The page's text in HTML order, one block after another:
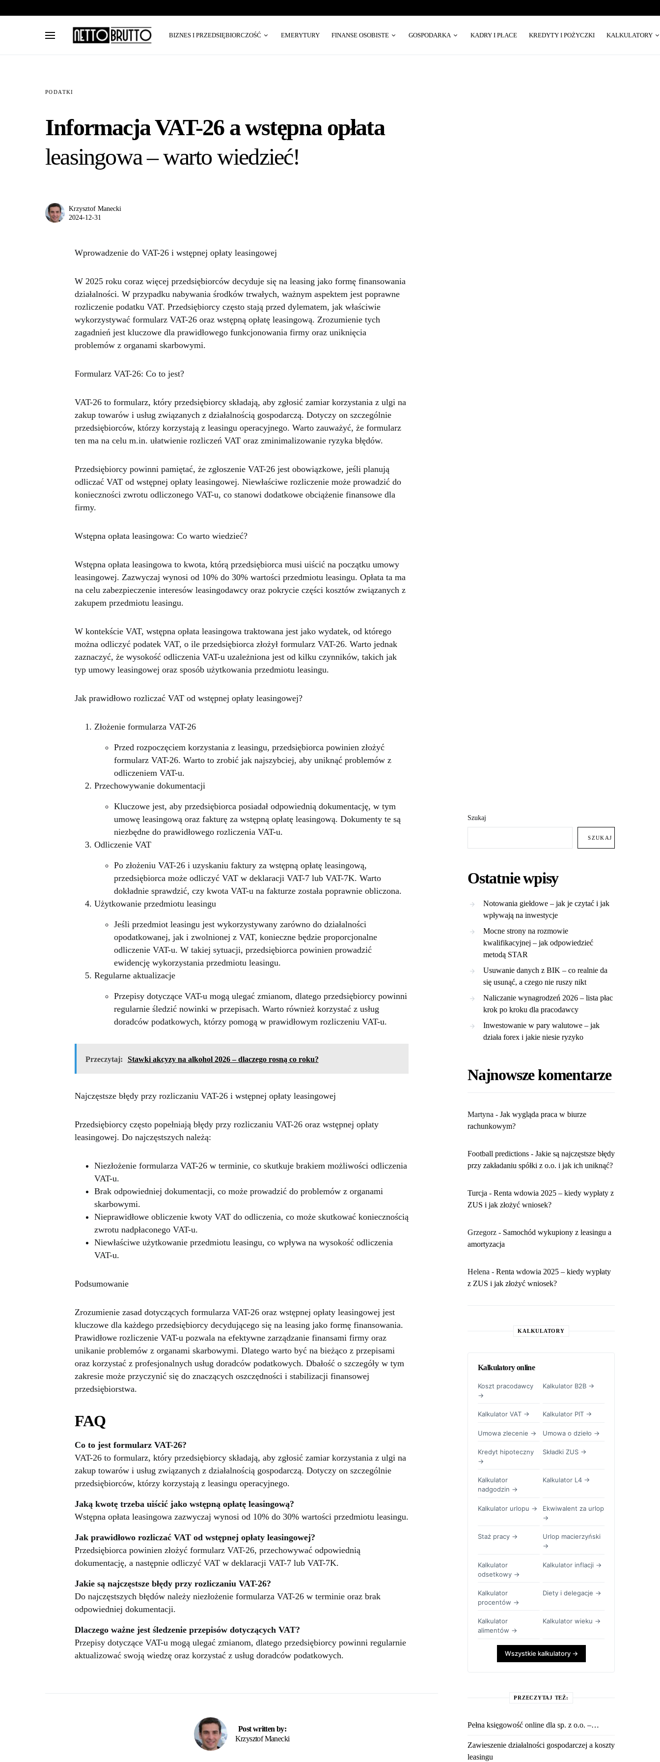
BIZNES I PRZEDSIĘBIORCZOŚĆ EMERYTURY FINANSE OSOBISTE GOSPODARKA KADRY I PŁACE KREDYTY I POŻYCZKI KALKULATORY
PODATKI
Informacja VAT-26 a wstępna opłata
leasingowa – warto wiedzieć!
Krzysztof Manecki
2024-12-31
Wprowadzenie do VAT-26 i wstępnej opłaty leasingowej
W 2025 roku coraz więcej przedsiębiorców decyduje się na leasing jako formę finansowania
działalności. W przypadku nabywania środków trwałych, ważnym aspektem jest poprawne
rozliczenie podatku VAT. Przedsiębiorcy często stają przed dylematem, jak właściwie
wykorzystywać formularz VAT-26 oraz wstępną opłatę leasingową. Zrozumienie tych
zagadnień jest kluczowe dla prawidłowego funkcjonowania firmy oraz uniknięcia
problemów z organami skarbowymi.
Formularz VAT-26: Co to jest?
VAT-26 to formularz, który przedsiębiorcy składają, aby zgłosić zamiar korzystania z ulgi na
zakup towarów i usług związanych z działalnością gospodarczą. Dotyczy on szczególnie
przedsiębiorców, którzy korzystają z leasingu operacyjnego. Warto zauważyć, że formularz
ten ma na celu m.in. ułatwienie rozliczeń VAT oraz zminimalizowanie ryzyka błędów.
Przedsiębiorcy powinni pamiętać, że zgłoszenie VAT-26 jest obowiązkowe, jeśli planują
odliczać VAT od wstępnej opłaty leasingowej. Niewłaściwe rozliczenie może prowadzić do
konieczności zwrotu odliczonego VAT-u, co stanowi dodatkowe obciążenie finansowe dla
firmy.
Wstępna opłata leasingowa: Co warto wiedzieć?
Wstępna opłata leasingowa to kwota, którą przedsiębiorca musi uiścić na początku umowy
leasingowej. Zazwyczaj wynosi od 10% do 30% wartości przedmiotu leasingu. Opłata ta ma
na celu zabezpieczenie interesów leasingodawcy oraz pokrycie części kosztów związanych z
zakupem przedmiotu leasingu.
W kontekście VAT, wstępna opłata leasingowa traktowana jest jako wydatek, od którego
można odliczyć podatek VAT, o ile przedsiębiorca złożył formularz VAT-26. Warto jednak
zaznaczyć, że wysokość odliczenia VAT-u uzależniona jest od kilku czynników, takich jak
typ umowy leasingowej oraz sposób użytkowania przedmiotu leasingu.
Jak prawidłowo rozliczać VAT od wstępnej opłaty leasingowej?
Złożenie formularza VAT-26
Przed rozpoczęciem korzystania z leasingu, przedsiębiorca powinien złożyć
formularz VAT-26. Warto to zrobić jak najszybciej, aby uniknąć problemów z
odliczeniem VAT-u.
Przechowywanie dokumentacji
Kluczowe jest, aby przedsiębiorca posiadał odpowiednią dokumentację, w tym
umowę leasingową oraz fakturę za wstępną opłatę leasingową. Dokumenty te są
niezbędne do prawidłowego rozliczenia VAT-u.
Odliczenie VAT
Po złożeniu VAT-26 i uzyskaniu faktury za wstępną opłatę leasingową,
przedsiębiorca może odliczyć VAT w deklaracji VAT-7 lub VAT-7K. Warto
dokładnie sprawdzić, czy kwota VAT-u na fakturze została poprawnie obliczona.
Użytkowanie przedmiotu leasingu
Jeśli przedmiot leasingu jest wykorzystywany zarówno do działalności
opodatkowanej, jak i zwolnionej z VAT, konieczne będzie proporcjonalne
odliczenie VAT-u. W takiej sytuacji, przedsiębiorca powinien prowadzić
ewidencję wykorzystania przedmiotu leasingu.
Regularne aktualizacje
Przepisy dotyczące VAT-u mogą ulegać zmianom, dlatego przedsiębiorcy powinni
regularnie śledzić nowinki w przepisach. Warto również korzystać z usług
doradców podatkowych, którzy pomogą w prawidłowym rozliczeniu VAT-u.
Przeczytaj: Stawki akcyzy na alkohol 2026 – dlaczego rosną co roku?
Najczęstsze błędy przy rozliczaniu VAT-26 i wstępnej opłaty leasingowej
Przedsiębiorcy często popełniają błędy przy rozliczaniu VAT-26 oraz wstępnej opłaty
leasingowej. Do najczęstszych należą:
Niezłożenie formularza VAT-26 w terminie, co skutkuje brakiem możliwości odliczenia
VAT-u.
Brak odpowiedniej dokumentacji, co może prowadzić do problemów z organami
skarbowymi.
Nieprawidłowe obliczenie kwoty VAT do odliczenia, co może skutkować koniecznością
zwrotu nadpłaconego VAT-u.
Niewłaściwe użytkowanie przedmiotu leasingu, co wpływa na wysokość odliczenia
VAT-u.
Podsumowanie
Zrozumienie zasad dotyczących formularza VAT-26 oraz wstępnej opłaty leasingowej jest
kluczowe dla każdego przedsiębiorcy decydującego się na leasing jako formę finansowania.
Prawidłowe rozliczenie VAT-u pozwala na efektywne zarządzanie finansami firmy oraz
unikanie problemów z organami skarbowymi. Dlatego warto być na bieżąco z przepisami
oraz korzystać z profesjonalnych usług doradców podatkowych. Dbałość o szczegóły w tym
zakresie może przyczynić się do znaczących oszczędności i stabilizacji finansowej
przedsiębiorstwa.
FAQ
Co to jest formularz VAT-26?
VAT-26 to formularz, który przedsiębiorcy składają, aby zgłosić zamiar korzystania z ulgi na
zakup towarów i usług związanych z działalnością gospodarczą. Dotyczy on szczególnie
przedsiębiorców, którzy korzystają z leasingu operacyjnego.
Jaką kwotę trzeba uiścić jako wstępną opłatę leasingową?
Wstępna opłata leasingowa zazwyczaj wynosi od 10% do 30% wartości przedmiotu leasingu.
Jak prawidłowo rozliczać VAT od wstępnej opłaty leasingowej?
Przedsiębiorca powinien złożyć formularz VAT-26, przechowywać odpowiednią
dokumentację, a następnie odliczyć VAT w deklaracji VAT-7 lub VAT-7K.
Jakie są najczęstsze błędy przy rozliczaniu VAT-26?
Do najczęstszych błędów należy niezłożenie formularza VAT-26 w terminie oraz brak
odpowiedniej dokumentacji.
Dlaczego ważne jest śledzenie przepisów dotyczących VAT?
Przepisy dotyczące VAT-u mogą ulegać zmianom, dlatego przedsiębiorcy powinni regularnie
aktualizować swoją wiedzę oraz korzystać z usług doradców podatkowych.
Post written by:
Krzysztof Manecki
Szukaj
SZUKAJ
Ostatnie wpisy
Notowania giełdowe – jak je czytać i jak
wpływają na inwestycje
Mocne strony na rozmowie
kwalifikacyjnej – jak odpowiedzieć
metodą STAR
Usuwanie danych z BIK – co realnie da
się usunąć, a czego nie ruszy nikt
Naliczanie wynagrodzeń 2026 – lista płac
krok po kroku dla pracodawcy
Inwestowanie w pary walutowe – jak
działa forex i jakie niesie ryzyko
Najnowsze komentarze
Martyna - ​Jak wygląda praca w biurze
rachunkowym?
Football predictions - Jakie są najczęstsze błędy
przy zakładaniu spółki z o.o. i jak ich uniknąć?
Turcja - Renta wdowia 2025 – kiedy wypłaty z
ZUS i jak złożyć wniosek?
Grzegorz - Samochód wykupiony z leasingu a
amortyzacja
Helena - Renta wdowia 2025 – kiedy wypłaty
z ZUS i jak złożyć wniosek?
KALKULATORY
Kalkulatory online
Koszt pracodawcy
→
Kalkulator B2B →
Kalkulator VAT → Kalkulator PIT →
Umowa zlecenie → Umowa o dzieło →
Kredyt hipoteczny
→
Składki ZUS →
Kalkulator
nadgodzin →
Kalkulator L4 →
Kalkulator urlopu →
Ekwiwalent za urlop
→
Staż pracy →
Urlop macierzyński
→
Kalkulator
odsetkowy →
Kalkulator inflacji →
Kalkulator
procentów →
Diety i delegacje →
Kalkulator
alimentów →
Kalkulator wieku →
Wszystkie kalkulatory →
PRZECZYTAJ TEŻ:
Pełna księgowość online dla sp. z o.o. –…
Zawieszenie działalności gospodarczej a koszty
leasingu